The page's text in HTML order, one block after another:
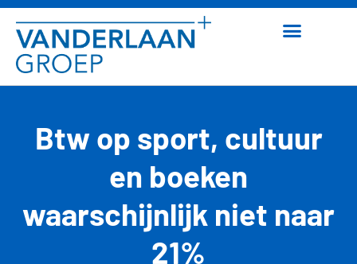
Btw op sport, cultuur
en boeken
waarschijnlijk niet naar
21%